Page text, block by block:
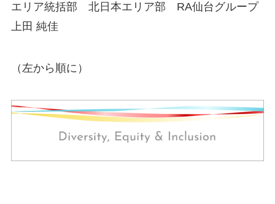
エリア統括部 北日本エリア部 RA仙台グループ
上田 純佳
（左から順に）